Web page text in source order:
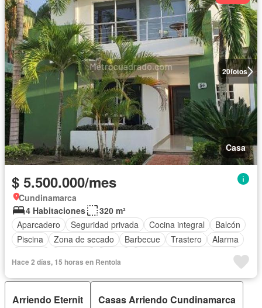
20fotos
Casa
$ 5.500.000/mes
Cundinamarca
4 Habitaciones
320 m²
Aparcadero
Seguridad privada Cocina integral
Balcón
Piscina
Zona de secado Barbecue Trastero
Alarma
Completamente amoblado
Hace 2 días, 15 horas en Rentola
Arriendo Eternit Casas Arriendo Cundinamarca